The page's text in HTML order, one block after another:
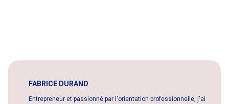
FABRICE DURAND
Entrepreneur et passionné par l'orientation professionnelle, j'ai